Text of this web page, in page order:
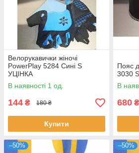
Велорукавички жіночі
PowerPlay 5284 Сині S
УЦІНКА
В наявності 1 од.
144 ₴ 180 ₴
Купити
Пояс
3030
В
680 ₴
–50% –50%